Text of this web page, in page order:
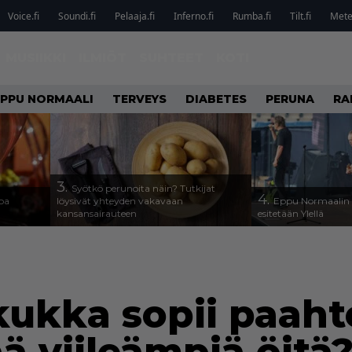
Voice.fi Soundi.fi Pelaaja.fi Inferno.fi Rumba.fi Tilt.fi
NORMAALI TERVEYS DIABETES PERUNA
3. Syötkö perunoita näin? Tutkijat
löysivät yhteyden vakavaan
kansansairauteen
4. Eppu
esitetään Ylellä
sopii